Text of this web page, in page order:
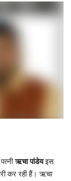
ऋचा पांडेयइस
कर रही हैं। ऋचा